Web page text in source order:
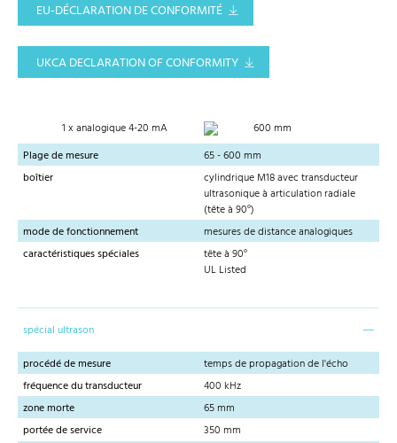
EU-DÉCLARATION DE CONFORMITÉ
UKCA DECLARATION OF CONFORMITY
1 x analogique 4-20 mA
600 mm
Plage de mesure
65 - 600 mm
boîtier
cylindrique M18 avec transducteur
ultrasonique à articulation radiale
(tête à 90°)
mode de fonctionnement
mesures de distance analogiques
caractéristiques spéciales
tête à 90°
UL Listed
spécial ultrason
procédé de mesure
temps de propagation de l'écho
fréquence du transducteur
400 kHz
zone morte
65 mm
portée de service
350 mm